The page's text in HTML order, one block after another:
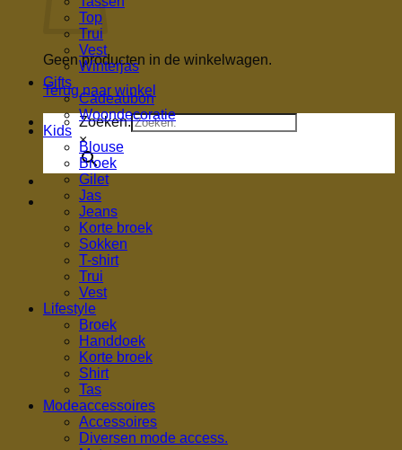
Geen producten in de winkelwagen.
Terug naar winkel
Zoeken.
×
Top
Trui
Vest
Winterjas
Gifts
Cadeaubon
Woondecoratie
Kids
Blouse
Broek
Gilet
Jas
Jeans
Korte broek
Sokken
T-shirt
Trui
Vest
Lifestyle
Broek
Handdoek
Korte broek
Shirt
Tas
Modeaccessoires
Accessoires
Diversen mode access.